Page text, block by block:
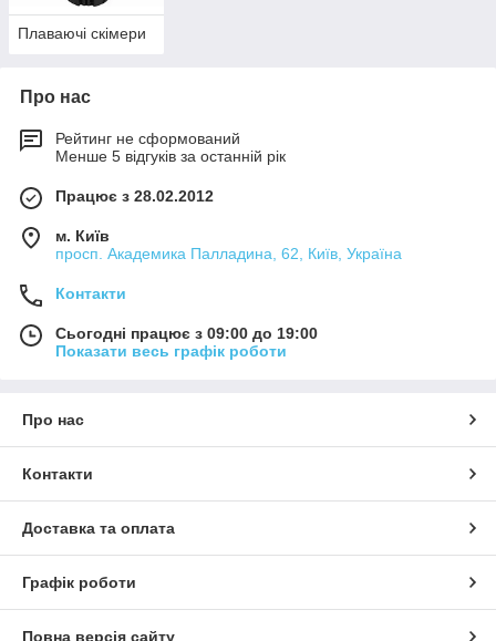
Плаваючі скімери
Про нас
Рейтинг не сформований
Менше 5 відгуків за останній рік
Працює з 28.02.2012
м. Київ
просп. Академика Палладина, 62, Київ, Україна
Контакти
Сьогодні працює з 09:00 до 19:00
Показати весь графік роботи
Про нас
Контакти
Доставка та оплата
Графік роботи
Повна версія сайту